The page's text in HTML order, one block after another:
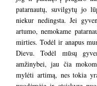
patarnautų, suvilgytų jo
niekur nedingsta. Jei
artumo, nemokame
mirties. Todėl ir anapus
Dievu. Todėl mūsų
amžinybei, jau čia
mylėti artimą, nes tokia